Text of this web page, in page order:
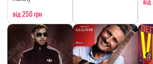
від 250 грн